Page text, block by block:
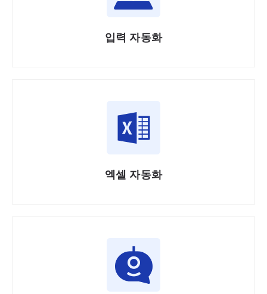
입력 자동화
엑셀 자동화